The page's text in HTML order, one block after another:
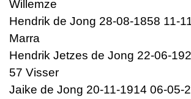
Willemze
Hendrik de Jong 28-08-1858 11-
Marra
Hendrik Jetzes de Jong 22-06-
57 Visser
Jaike de Jong 20-11-1914 06-05-